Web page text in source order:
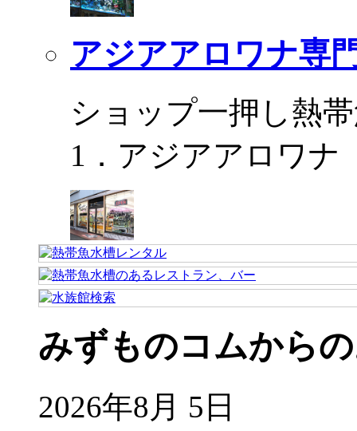
アジアアロワナ専
ショップ一押し熱
1．アジアアロワ
みずものコムから
2026年8月 5日